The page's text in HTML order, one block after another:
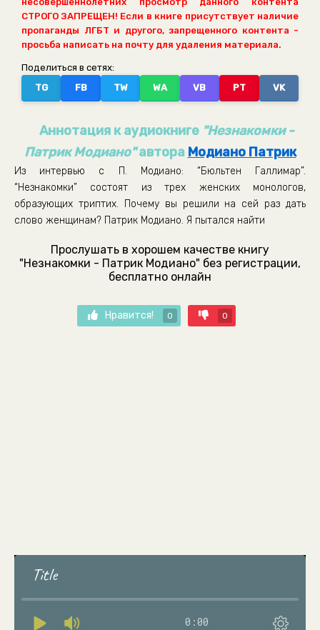
СТРОГО ЗАПРЕЩЕН! Если в книге присутствует наличие
пропаганды ЛГБТ и другого, запрещенного контента -
просьба написать на почту для удаления материала.
Поделиться в сетях:
TG
FB TW WA VB PT VK
Аннотация к аудиокниге "Незнакомки -
Патрик Модиано"автора Модиано Патрик
Из интервью с П. Модиано: “Бюльтен Галлимар”.
“Незнакомки” состоят из трех женских монологов,
образующих триптих. Почему вы решили на сей раз дать
слово женщинам? Патрик Модиано. Я пытался найти
Прослушать в хорошем качестве книгу
"Незнакомки - Патрик Модиано" без регистрации,
бесплатно онлайн
Нравится! 0 0
Title
0:00